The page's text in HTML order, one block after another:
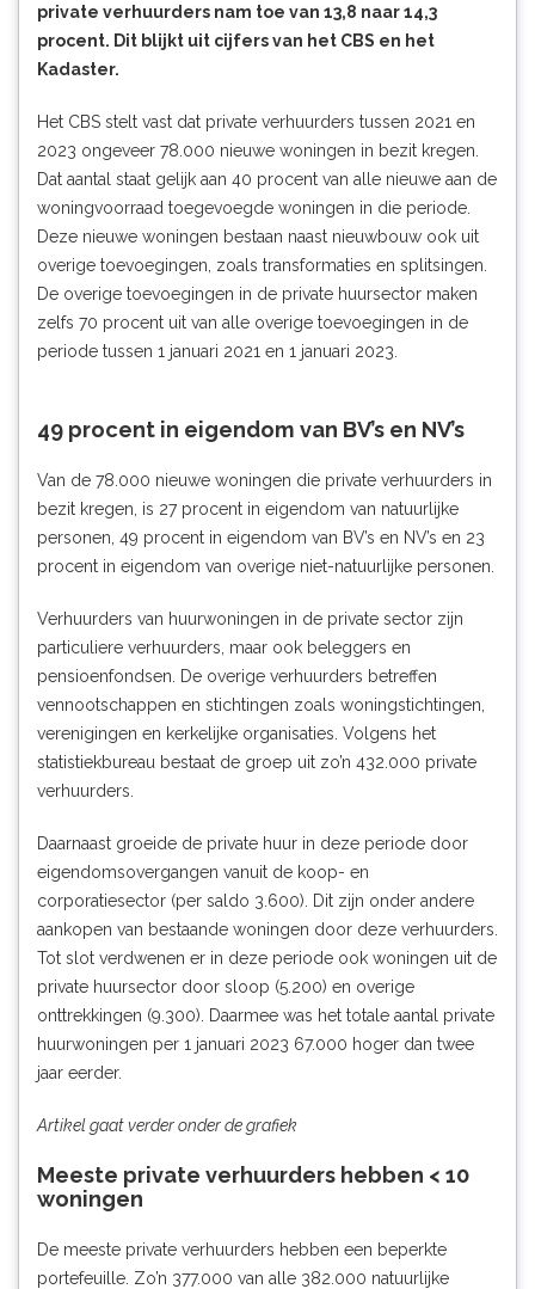
private verhuurders nam toe van 13,8 naar 14,3
procent. Dit blijkt uit cijfers van het CBS en het
Kadaster.
Het CBS stelt vast dat private verhuurders tussen 2021 en
2023 ongeveer 78.000 nieuwe woningen in bezit kregen.
Dat aantal staat gelijk aan 40 procent van alle nieuwe aan de
woningvoorraad toegevoegde woningen in die periode.
Deze nieuwe woningen bestaan naast nieuwbouw ook uit
overige toevoegingen, zoals transformaties en splitsingen.
De overige toevoegingen in de private huursector maken
zelfs 70 procent uit van alle overige toevoegingen in de
periode tussen 1 januari 2021 en 1 januari 2023.
49 procent in eigendom van BV’s en NV’s
Van de 78.000 nieuwe woningen die private verhuurders in
bezit kregen, is 27 procent in eigendom van natuurlijke
personen, 49 procent in eigendom van BV’s en NV’s en 23
procent in eigendom van overige niet-natuurlijke personen.
Verhuurders van huurwoningen in de private sector zijn
particuliere verhuurders, maar ook beleggers en
pensioenfondsen. De overige verhuurders betreffen
vennootschappen en stichtingen zoals woningstichtingen,
verenigingen en kerkelijke organisaties. Volgens het
statistiekbureau bestaat de groep uit zo’n 432.000 private
verhuurders.
Daarnaast groeide de private huur in deze periode door
eigendomsovergangen vanuit de koop- en
corporatiesector (per saldo 3.600). Dit zijn onder andere
aankopen van bestaande woningen door deze verhuurders.
Tot slot verdwenen er in deze periode ook woningen uit de
private huursector door sloop (5.200) en overige
onttrekkingen (9.300). Daarmee was het totale aantal private
huurwoningen per 1 januari 2023 67.000 hoger dan twee
jaar eerder.
Artikel gaat verder onder de grafiek
Meeste private verhuurders hebben < 10
woningen
De meeste private verhuurders hebben een beperkte
portefeuille. Zo’n 377.000 van alle 382.000 natuurlijke